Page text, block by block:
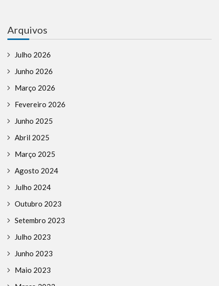
Arquivos
Julho 2026
Junho 2026
Março 2026
Fevereiro 2026
Junho 2025
Abril 2025
Março 2025
Agosto 2024
Julho 2024
Outubro 2023
Setembro 2023
Julho 2023
Junho 2023
Maio 2023